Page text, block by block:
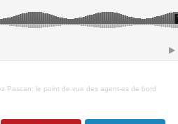
Pascan: le point de vue des agent-es de bord